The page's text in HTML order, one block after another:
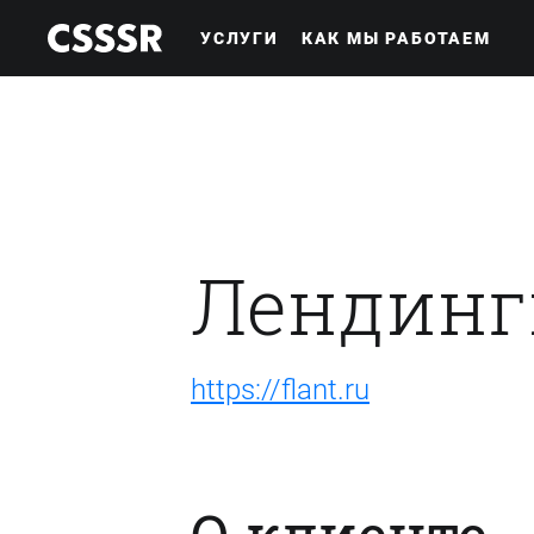
УСЛУГИ КАК МЫ РАБОТАЕМ
https://flant.ru